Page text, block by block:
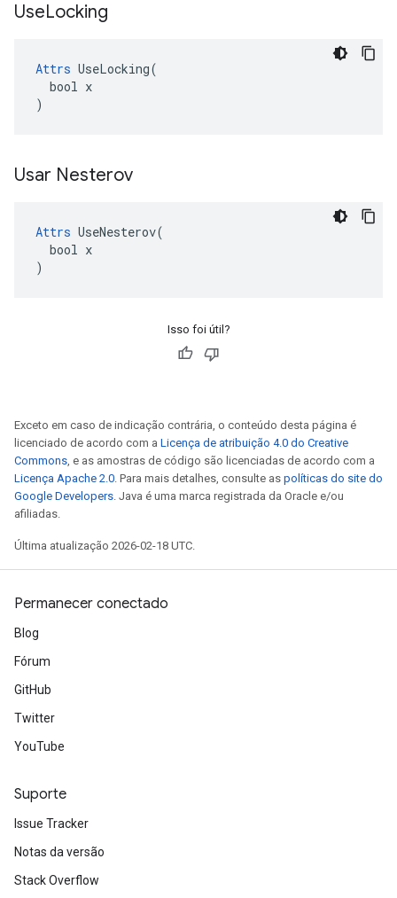
UseLocking
Attrs UseLocking(
  bool x
)
Usar Nesterov
Attrs UseNesterov(
  bool x
)
Isso foi útil?
Exceto em caso de indicação contrária, o conteúdo desta página é
licenciado de acordo com a Licença de atribuição 4.0 do Creative
Commons, e as amostras de código são licenciadas de acordo com a
Licença Apache 2.0. Para mais detalhes, consulte as políticas do site do
Google Developers. Java é uma marca registrada da Oracle e/ou
afiliadas.
Última atualização 2026-02-18 UTC.
Permanecer conectado
Blog
Fórum
GitHub
Twitter
YouTube
Suporte
Issue Tracker
Notas da versão
Stack Overflow